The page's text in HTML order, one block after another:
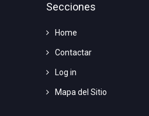
Secciones
Home
Contactar
Log in
Mapa del Sitio